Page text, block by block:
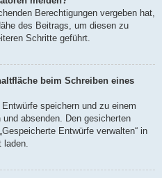
Berechtigungen vergeben hat,
des Beitrags, um diesen zu
Schritte geführt.
beim Schreiben eines
speichern und zu einem
absenden. Den gesicherten
Entwürfe verwalten“ in